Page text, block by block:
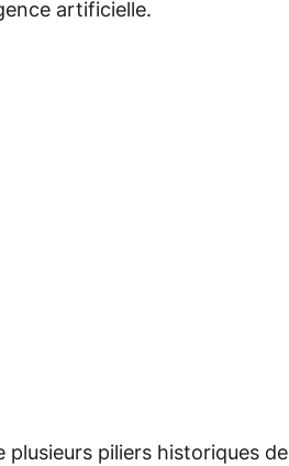
artificielle.
plusieurs piliers historiques de